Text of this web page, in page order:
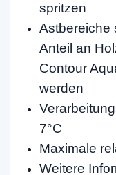
spritzen
Astbereiche
Anteil an
Contour
werden
7°C
Maximale
Weitere